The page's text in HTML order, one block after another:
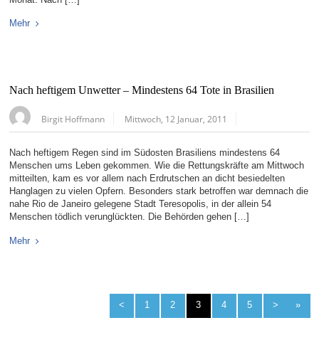
Mehr
Nach heftigem Unwetter – Mindestens 64 Tote in Brasilien
Birgit Hoffmann Mittwoch, 12 Januar, 2011
Nach heftigem Regen sind im Südosten Brasiliens mindestens 64
Menschen ums Leben gekommen. Wie die Rettungskräfte am Mittwoch
mitteilten, kam es vor allem nach Erdrutschen an dicht besiedelten
Hanglagen zu vielen Opfern. Besonders stark betroffen war demnach die
nahe Rio de Janeiro gelegene Stadt Teresopolis, in der allein 54
Menschen tödlich verunglückten. Die Behörden gehen […]
Mehr
< 1 2 3 4 5 > »